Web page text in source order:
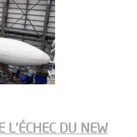
L’ÉCHEC DU NEW